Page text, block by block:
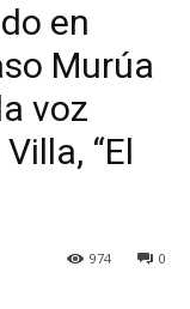
en
Murúa
voz
“El
0
974